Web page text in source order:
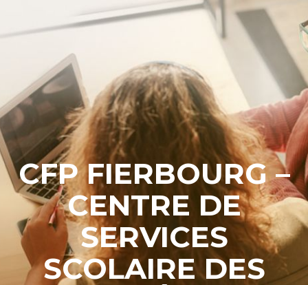
CFP FIERBOURG –
CENTRE DE
SERVICES
SCOLAIRE DES